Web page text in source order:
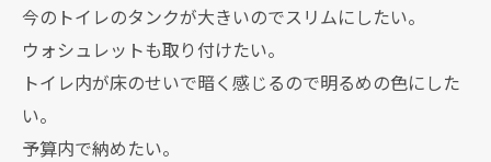
今のトイレのタンクが大きいのでスリムにしたい。
ウォシュレットも取り付けたい。
トイレ内が床のせいで暗く感じるので明るめの色にした
い。
予算内で納めたい。